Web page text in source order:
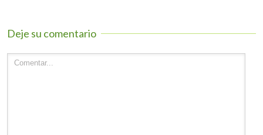
Deje su comentario